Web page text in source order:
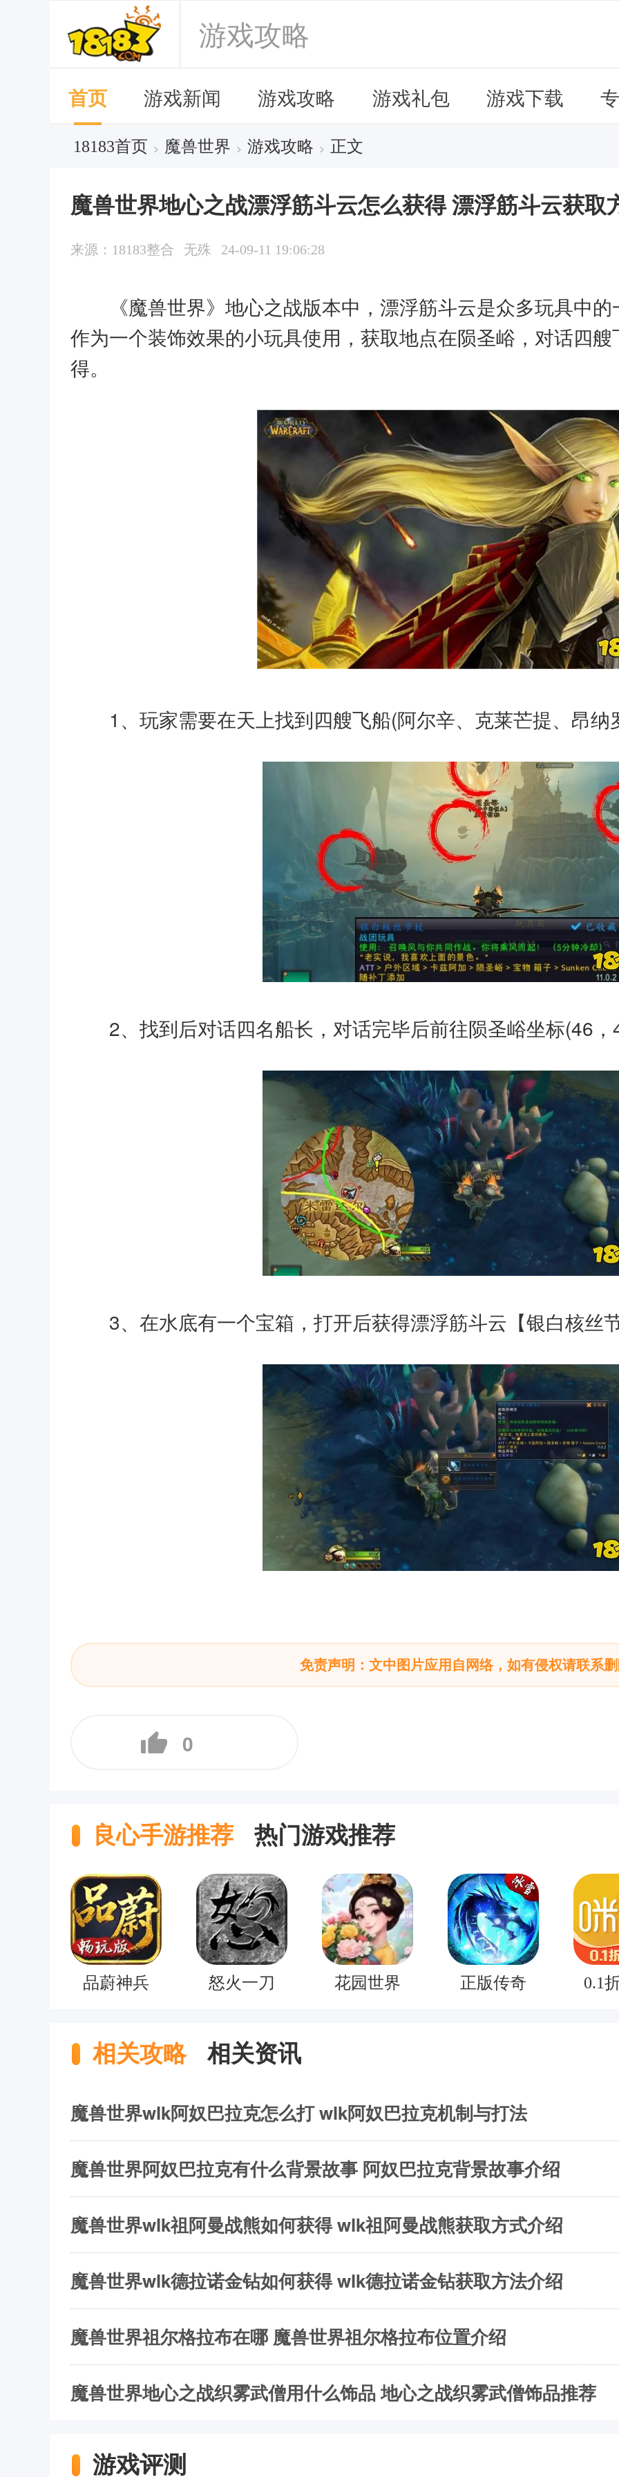
游戏攻略
首页 游戏新闻 游戏攻略 游戏礼包 游戏下载
18183首页 > 魔兽世界 > 游戏攻略 > 正文
魔兽世界地心之战漂浮筋斗云怎么获得 漂浮筋斗云获取
来源：18183整合 无殊 24-09-11 19:06:28
《魔兽世界》地心之战版本中，漂浮筋斗云是众多玩具中
作为一个装饰效果的小玩具使用，获取地点在陨圣峪，对话四
得。
1、玩家需要在天上找到四艘飞船(阿尔辛、克莱芒提、昂纳
2、找到后对话四名船长，对话完毕后前往陨圣峪坐标(46
3、在水底有一个宝箱，打开后获得漂浮筋斗云【银白核丝
免责声明：文中图片应用自网络，如有侵权请联系
0
良心手游推荐 热门游戏推荐
品蔚神兵 怒火一刀 花园世界 正版传奇 0.1
相关攻略 相关资讯
魔兽世界wlk阿奴巴拉克怎么打 wlk阿奴巴拉克机制与打法
魔兽世界阿奴巴拉克有什么背景故事 阿奴巴拉克背景故事介绍
魔兽世界wlk祖阿曼战熊如何获得 wlk祖阿曼战熊获取方式介绍
魔兽世界wlk德拉诺金钻如何获得 wlk德拉诺金钻获取方法介绍
魔兽世界祖尔格拉布在哪 魔兽世界祖尔格拉布位置介绍
魔兽世界地心之战织雾武僧用什么饰品 地心之战织雾武僧饰品推荐
游戏评测